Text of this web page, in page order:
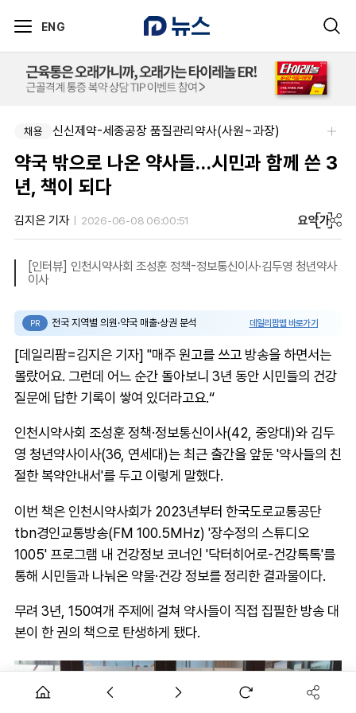
ENG
채용 신신제약-세종공장 품질관리약사(사원~과장)
약국 밖으로 나온 약사들…시민과 함께 쓴 3
년, 책이 되다
김지은 기자 2026-06-08 06:00:51 요약가
[인터뷰] 인천시약사회 조성훈 정책-정보통신이사·김두영 청년약사
이사
PR 전국 지역별 의원·약국 매출·상권 분석 데일리팜맵 바로가기
[데일리팜=김지은 기자] "매주 원고를 쓰고 방송을 하면서는
몰랐어요. 그런데 어느 순간 돌아보니 3년 동안 시민들의 건강
질문에 답한 기록이 쌓여 있더라고요.“
인천시약사회 조성훈 정책·정보통신이사(42, 중앙대)와 김두
영 청년약사이사(36, 연세대)는 최근 출간을 앞둔 '약사들의 친
절한 복약안내서'를 두고 이렇게 말했다.
이번 책은 인천시약사회가 2023년부터 한국도로교통공단
tbn경인교통방송(FM 100.5MHz) '장수정의 스튜디오
1005' 프로그램 내 건강정보 코너인 '닥터히어로-건강톡톡'를
통해 시민들과 나눠온 약물·건강 정보를 정리한 결과물이다.
무려 3년, 150여개 주제에 걸쳐 약사들이 직접 집필한 방송 대
본이 한 권의 책으로 탄생하게 됐다.